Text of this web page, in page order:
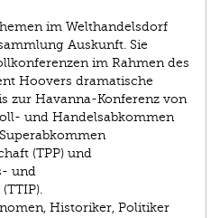
im Welthandelsdorf
Auskunft. Sie
im Rahmen des
Hoovers dramatische
zur Havanna-Konferenz von
und Handelsabkommen
(TPP) und
und
Historiker, Politiker